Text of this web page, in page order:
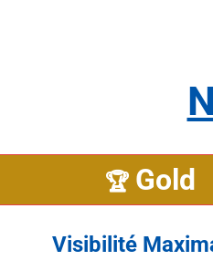
🏆 Gold
Visibilité